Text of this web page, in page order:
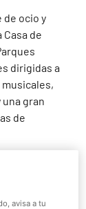
de ocio y
de
dirigidas a
gran
de
en la
más
avisa a tu